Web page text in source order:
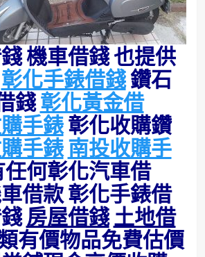
機車借錢 也提供
彰化手錶借錢鑽石
錢彰化黃金借
手錶彰化收購鑽
手錶 南投收購手
何彰化汽車借
借款 彰化手錶借
房屋借錢 土地借
有價物品免費估價